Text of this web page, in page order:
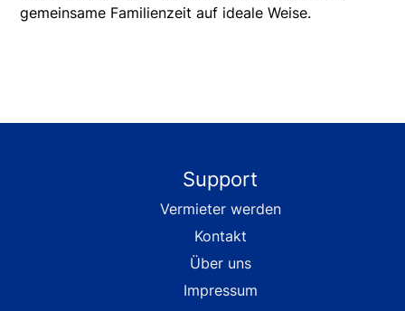
gemeinsame Familienzeit auf ideale Weise.
Support
Vermieter werden
Kontakt
Über uns
Impressum